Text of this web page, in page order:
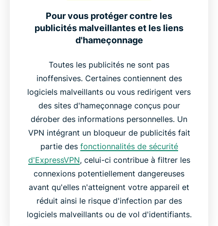
Pour vous protéger contre les
publicités malveillantes et les liens
d'hameçonnage
Toutes les publicités ne sont pas
inoffensives. Certaines contiennent des
logiciels malveillants ou vous redirigent vers
des sites d'hameçonnage conçus pour
dérober des informations personnelles. Un
VPN intégrant un bloqueur de publicités fait
partie des fonctionnalités de sécurité
d'ExpressVPN, celui-ci contribue à filtrer les
connexions potentiellement dangereuses
avant qu'elles n'atteignent votre appareil et
réduit ainsi le risque d'infection par des
logiciels malveillants ou de vol d'identifiants.